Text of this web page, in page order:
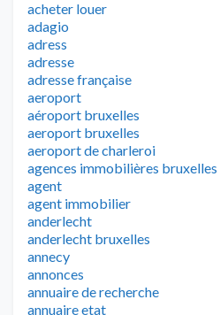
acheter louer
adagio
adress
adresse
adresse française
aeroport
aéroport bruxelles
aeroport bruxelles
aeroport de charleroi
agences immobilières bruxelles
agent
agent immobilier
anderlecht
anderlecht bruxelles
annecy
annonces
annuaire de recherche
annuaire etat